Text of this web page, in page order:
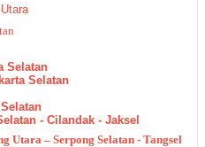
Selatan
Selatan
- Cilandak - Jaksel
Utara – Serpong Selatan - Tangsel